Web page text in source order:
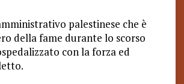
palestinese che è
della fame durante lo scorso
con la forza ed